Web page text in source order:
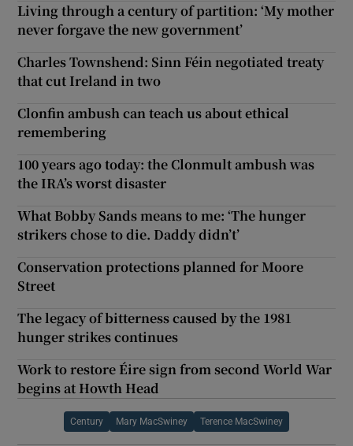
Living through a century of partition: ‘My mother
never forgave the new government’
Charles Townshend: Sinn Féin negotiated treaty
that cut Ireland in two
Clonfin ambush can teach us about ethical
remembering
100 years ago today: the Clonmult ambush was
the IRA’s worst disaster
What Bobby Sands means to me: ‘The hunger
strikers chose to die. Daddy didn’t’
Conservation protections planned for Moore
Street
The legacy of bitterness caused by the 1981
hunger strikes continues
Work to restore Éire sign from second World War
begins at Howth Head
Century Mary MacSwiney Terence MacSwiney